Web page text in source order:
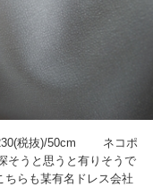
税抜)/50cm ネコポ
そうと思うと有りそうで
らも某有名ドレス会社